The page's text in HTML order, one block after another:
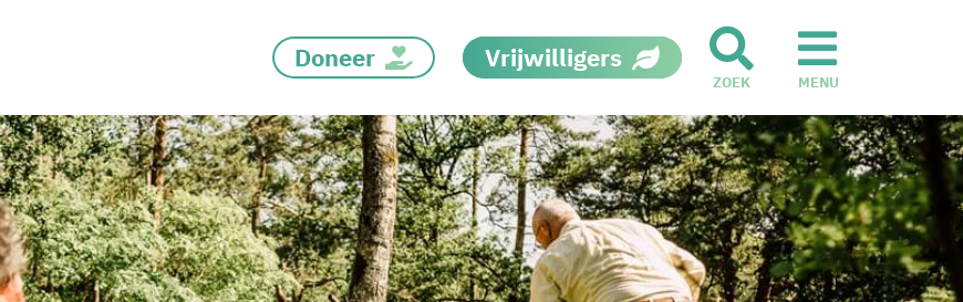
Doneer Vrijwilligers
ZOEK MENU